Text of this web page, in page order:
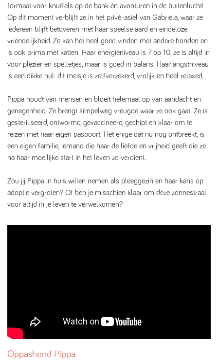
formaat voor knuffels op de bank én avonturen in de buitenlucht!
Op dit moment verblijft ze in het privé-asiel van Gabriela, waar ze
iedereen blijft betoveren met haar speelse aard en eindeloze
vriendelijkheid. Ze kan het heel goed vinden met andere honden en
is ook prima met katten. Haar energieniveau is 7 op 10, ze is altijd in
voor plezier en spelletjes, maar is goed in balans. Haar angstniveau
is een dikke nul: dit meisje is zelfverzekerd, vrolijk en heel relaxed.
Pippa houdt van mensen en bloeit helemaal op van aandacht en
genegenheid. Ze brengt simpelweg vreugde waar ze ook gaat. Ze is
gesteriliseerd, ontwormd, gevaccineerd, gechipt en klaar om te
reizen met haar eigen paspoort. Het enige dat nu nog ontbreekt, is
een eigen familie, iemand die haar de liefde en vrijheid geeft die ze
na haar moeilijke start in het leven zo verdient.
Zou jij Pippa in huis willen nemen als pleeggezin en haar kans op
adoptie vergroten? Of ben je misschien klaar om deze zonnestraal
voor altijd in je leven te verwelkomen?
Oppashond Pippa